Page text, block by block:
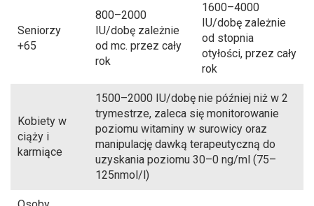
Seniorzy
+65
800–2000
IU/dobę zależnie
od mc. przez cały
rok
1600–4000
IU/dobę zależnie
od stopnia
otyłości, przez cały
rok
Kobiety w
ciąży i
karmiące
1500–2000 IU/dobę nie później niż w 2
trymestrze, zaleca się monitorowanie
poziomu witaminy w surowicy oraz
manipulację dawką terapeutyczną do
uzyskania poziomu 30–0 ng/ml (75–
125nmol/l)